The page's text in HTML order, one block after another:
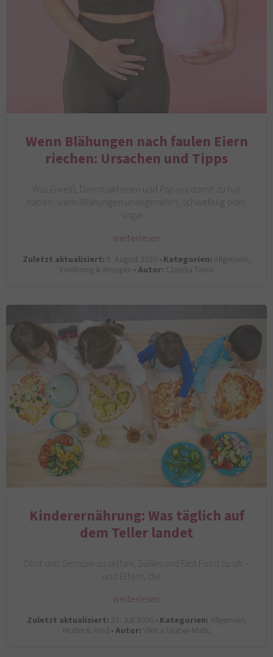
Wenn Blähungen nach faulen Eiern
riechen: Ursachen und Tipps
Was Eiweiß, Darmbakterien und Papaya damit zu tun
haben, wenn Blähungen unangenehm, schwefelig oder
sogar…
weiterlesen
Zuletzt aktualisiert: 5. August 2026 •Kategorien: Allgemein,
Ernährung & Rezepte •Autor: Claudia Tawo
Kinderernährung: Was täglich auf
dem Teller landet
Obst und Gemüse zu selten, Süßes und Fast Food zu oft –
und Eltern, die…
weiterlesen
Zuletzt aktualisiert: 22. Juli 2026 •Kategorien: Allgemein,
Mutter & Kind •Autor:Vikica Gruber-Matic